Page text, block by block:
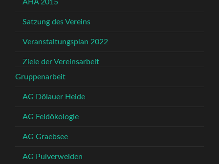
AHA 2015
Satzung des Vereins
Veranstaltungsplan 2022
Ziele der Vereinsarbeit
Gruppenarbeit
AG Dölauer Heide
AG Feldökologie
AG Graebsee
AG Pulverweiden